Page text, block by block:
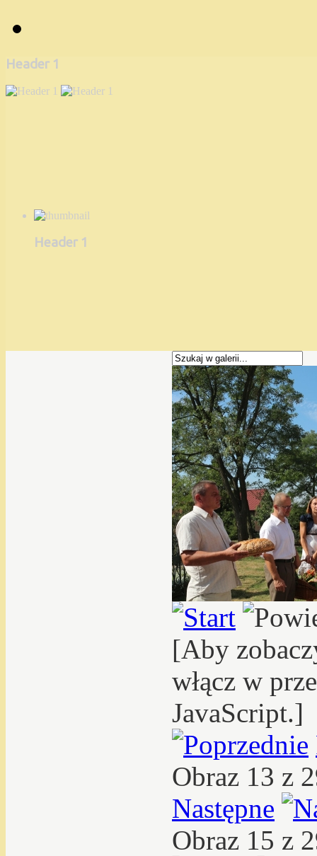
Header 1
Header 1
[Aby
włącz w
JavaScript.]
Obraz 13 z
Następne
Obraz 15 z